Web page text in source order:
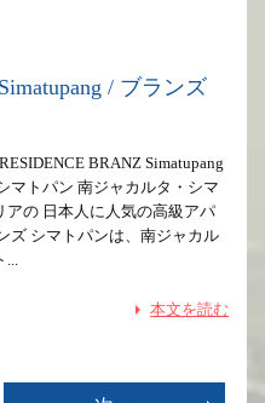
/ ブランズ
BRANZ Simatupang
マトパン 南ジャカルタ・シマ
アの 日本人に人気の高級アパ
ズ シマトパンは、南ジャカル
...
本文を読む